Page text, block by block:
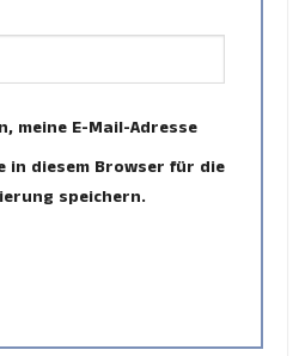
meine E-Mail-Adresse
in diesem Browser für die
speichern.